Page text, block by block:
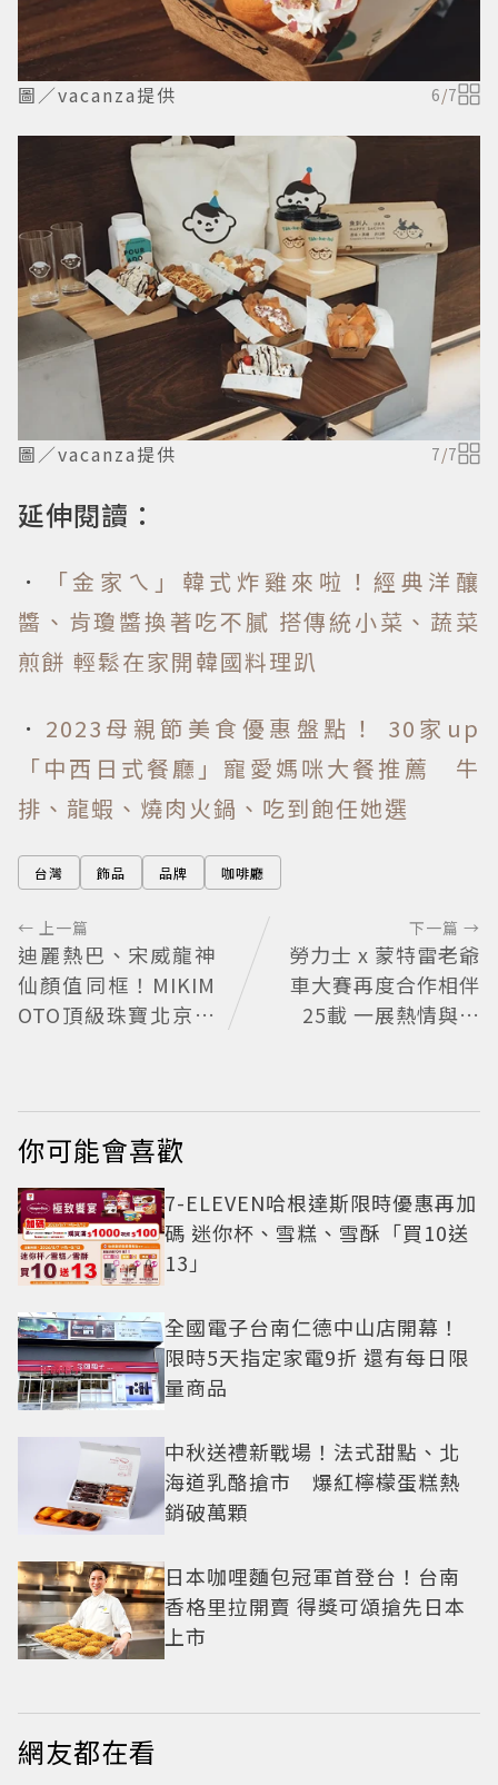
圖／vacanza提供 6/7
圖／vacanza提供 7/7
延伸閱讀：
．
「金家ㄟ」韓式炸雞來啦！經典洋釀
醬、肯瓊醬換著吃不膩 搭傳統小菜、蔬菜
煎餅 輕鬆在家開韓國料理趴
． 2023母親節美食優惠盤點！ 30家up
「中西日式餐廳」寵愛媽咪大餐推薦 牛
排、龍蝦、燒肉火鍋、吃到飽任她選
台灣 飾品 品牌 咖啡廳
← 上一篇
迪麗熱巴、宋威龍神
仙顏值同框！MIKIM
OTO頂級珠寶北京亞
下一篇 →
勞力士 x 蒙特雷老爺
車大賽再度合作相伴
25載 一展熱情與夢
你可能會喜歡
7-ELEVEN哈根達斯限時優惠再加
碼 迷你杯、雪糕、雪酥「買10送
13」
全國電子台南仁德中山店開幕！
限時5天指定家電9折 還有每日限
量商品
中秋送禮新戰場！法式甜點、北
海道乳酪搶市 爆紅檸檬蛋糕熱
銷破萬顆
日本咖哩麵包冠軍首登台！台南
香格里拉開賣 得獎可頌搶先日本
上市
網友都在看